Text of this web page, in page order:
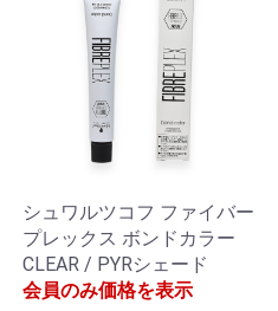
シュワルツコフ ファイバー
プレックス ボンドカラー
CLEAR / PYRシェード
会員のみ価格を表示